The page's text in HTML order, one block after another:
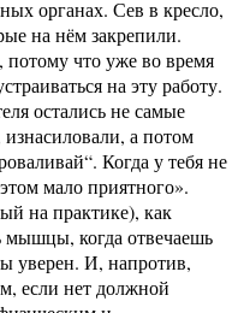
органах. Сев в кресло,
на нём закрепили.
потому что уже во время
на эту работу.
остались не самые
а потом
Когда у тебя не
мало приятного».
на практике), как
мышцы, когда отвечаешь
уверен. И, напротив,
если нет должной